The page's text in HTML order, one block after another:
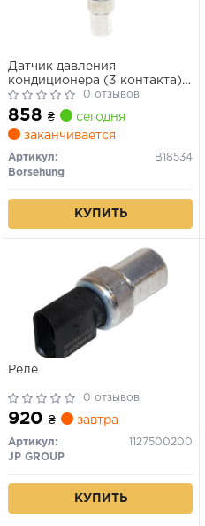
Датчик давления
кондиционера (3 контакта)
(OE) VAG 95-0 отзывов
858 ₴
сегодня
заканчивается
Артикул:
B18534
Borsehung
КУПИТЬ
Реле
0 отзывов
920 ₴ завтра
Артикул:
1127500200
JP GROUP
КУПИТЬ